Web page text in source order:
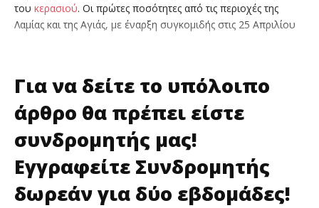
του κερασιού. Οι πρώτες ποσότητες από τις περιοχές της
Λαμίας και της Αγιάς, με έναρξη συγκομιδής στις 25 Απριλίου
Για να δείτε το υπόλοιπο
άρθρο θα πρέπει είστε
συνδρομητής μας!
Εγγραφείτε Συνδρομητής
δωρεάν για δύο εβδομάδες!